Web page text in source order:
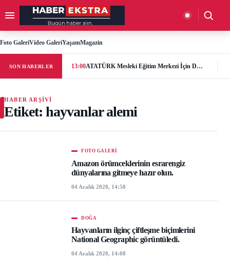
İçeriğe geç
Menüyü aç
Foto GaleriVideo GaleriYaşamMagazin
SON HABERLER 13:00 ATATÜRK Mesleki Eğitim Merkezi İçin Destek Çağrısı: “Geleceğe Açılan Kapıyı Birlikte Tamamlayalım”
HABER ARŞIVI
Etiket:hayvanlar alemi
FOTO GALERI
Amazon örümceklerinin esrarengiz
dünyalarına gitmeye hazır olun.
04 Aralık 2020, 14:58
DOĞA
Hayvanların ilginç çiftleşme biçimlerini
National Geographic görüntüledi.
04 Aralık 2020, 14:08